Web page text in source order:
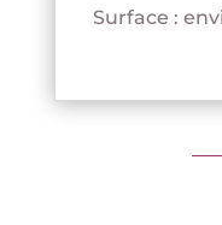
Surface :